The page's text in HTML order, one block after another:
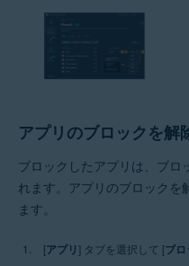
アプリのブロックを解
ブロックしたアプリは、ブロ
れます。アプリのブロックを
ます。
[アプリ] タブを選択して [ブ